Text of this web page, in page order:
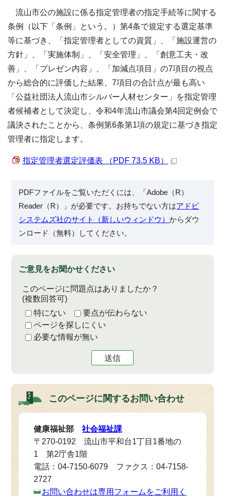
流山市公の施設に係る指定管理者の指定手続等に関する
条例（以下「条例」という。）第4条で規定する選定基準
等に基づき、「指定管理者としての資質」、「施設運営の
方針」、「実施体制」、「安全管理」、「創意工夫・改
善」、「プレゼン内容」、「加減点項目」の7項目の視点
から総合的に評価した結果、7項目の合計点が最も高い
「公益社団法人流山市シルバー人材センター」を指定管理
者候補者として決定し、令和4年流山市議会第4回定例会で
議決されたことから、条例第6条第1項の規定に基づき指定
管理者に指定します。
指定管理者選定評価表 （PDF 73.5 KB）
PDFファイルをご覧いただくには、「Adobe（R）
Reader（R）」が必要です。お持ちでない方はアドビ
システムズ社のサイト（新しいウィンドウ）からダウ
ンロード（無料）してください。
ご意見をお聞かせください
このページに問題点はありましたか？
(複数回答可)
特にない
要点が伝わらない
ページを探しにくい
必要な情報が無い
送信
このページに関するお問い合わせ
健康福祉部社会福祉課
〒270-0192 流山市平和台1丁目1番地の
1 第2庁舎1階
電話：04-7150-6079 ファクス：04-7158-
2727
お問い合わせは専用フォームをご利用く